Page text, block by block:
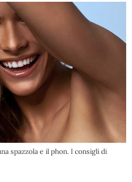
spazzola e il phon. I consigli di